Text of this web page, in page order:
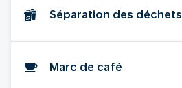
Séparation des déchets
Marc de café